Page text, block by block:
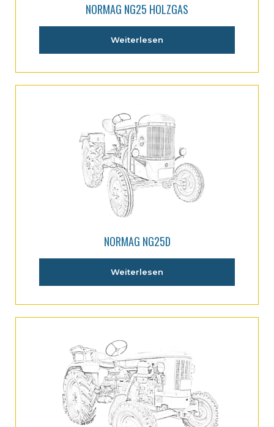
NORMAG NG25 HOLZGAS
Weiterlesen
NORMAG NG25D
Weiterlesen